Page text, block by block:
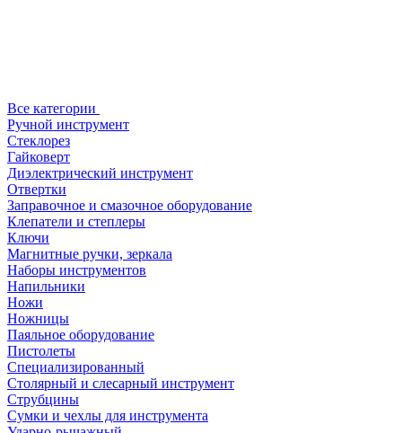
Все категории
Ручной инструмент
Стеклорез
Гайковерт
Диэлектрический инструмент
Отвертки
Заправочное и смазочное оборудование
Клепатели и степлеры
Ключи
Магнитные ручки, зеркала
Наборы инструментов
Напильники
Ножи
Ножницы
Паяльное оборудование
Пистолеты
Специализированный
Столярный и слесарный инструмент
Струбцины
Сумки и чехлы для инструмента